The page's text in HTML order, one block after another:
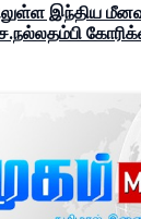
இந்திய